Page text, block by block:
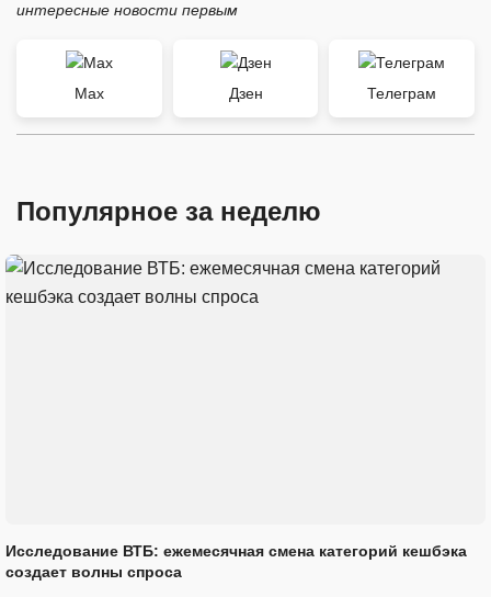
интересные новости первым
Max Дзен Телеграм
Популярное за неделю
Исследование ВТБ: ежемесячная смена категорий кешбэка
создает волны спроса